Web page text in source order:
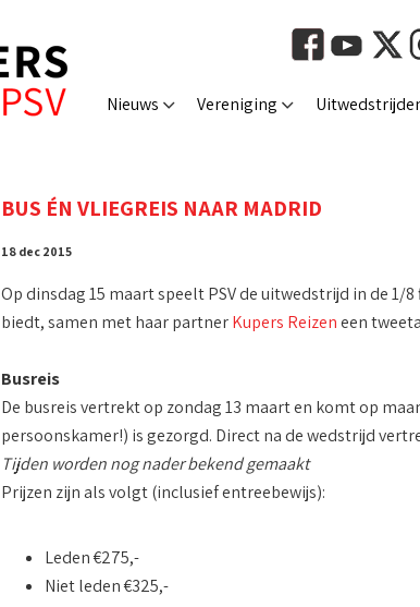
Nieuws Vereniging
BUS ÉN VLIEGREIS NAAR MADRID
18 dec 2015
Op dinsdag 15 maart speelt PSV de uitwedstrijd in de 1/
biedt, samen met haar partnerKupers Reizeneen
Busreis
De busreis vertrekt op zondag 13 maart en komt op
persoonskamer!) is gezorgd. Direct na de wedstrijd
Tijden worden nog nader bekend gemaakt
Prijzen zijn als volgt (inclusief entreebewijs):
Leden €275,-
Niet leden €325,-